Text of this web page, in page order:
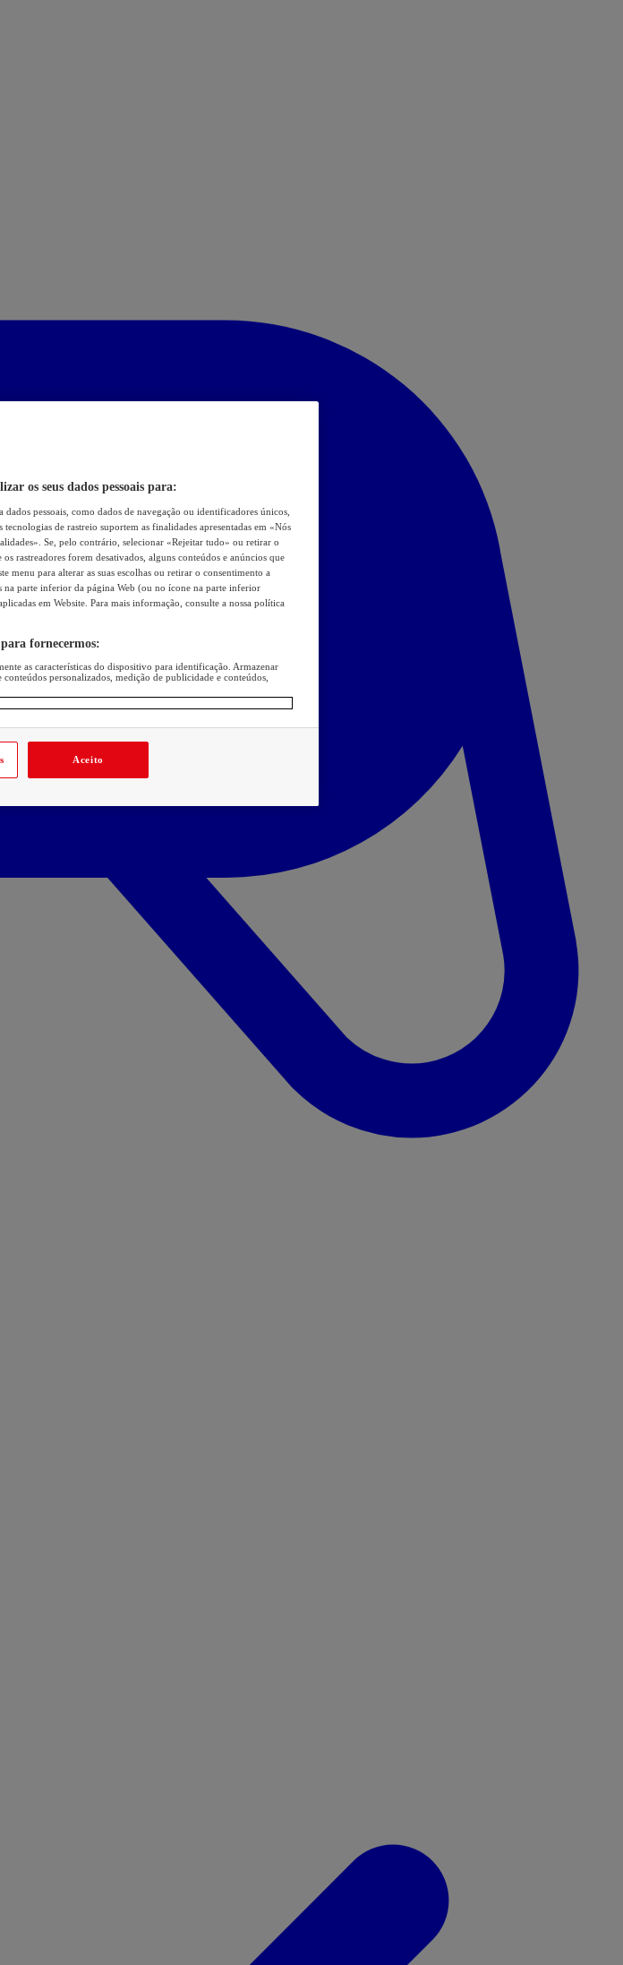
os seus dados pessoais para:
dados pessoais, como dados de navegação ou identificadores únicos,
de rastreio suportem as finalidades apresentadas em «Nós
Se, pelo contrário, selecionar «Rejeitar tudo» ou retirar o
os rastreadores forem desativados, alguns conteúdos e anúncios que
menu para alterar as suas escolhas ou retirar o consentimento a
parte inferior da página Web (ou no ícone na parte inferior
em Website. Para mais informação, consulte a nossa política
para fornecermos:
as características do dispositivo para identificação. Armazenar
personalizados, medição de publicidade e conteúdos,
Aceito